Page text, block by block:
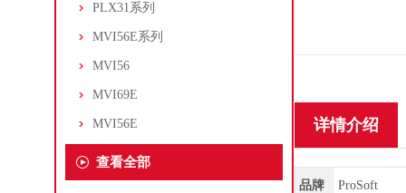
PLX31系列
MVI56E系列
MVI56
MVI69E
MVI56E
查看全部
详情介绍
品牌 ProSoft